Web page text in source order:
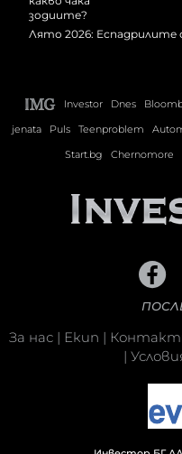
Лято 2026: Еспадрилите
Investor Dnes
jenata
Puls Teenproblem
Start.bg
Chernomore
За нас | Екип |
|